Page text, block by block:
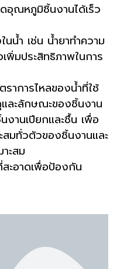
ดอุณหภูมิชิ้นงานได้เร็ว
น้ำ เช่น น้ำยาทำความ
พิ่มประสิทธิภาพในการ
าการไหลของน้ำที่ใช้
ละลักษณะของชิ้นงาน
งานเปียกและชื้น เพื่อ
สมทั่วตัวของชิ้นงานและ
ะสม
สะอาดเพื่อป้องกัน